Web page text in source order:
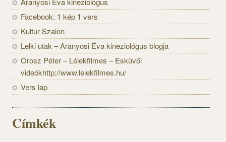
Facebook: 1 kép 1 vers
Kultur Szalon
Lelki utak – Aranyosi Éva kineziológus blogja
Orosz Péter – Lélekfilmes – Esküvői
videókhttp://www.lelekfilmes.hu/
Vers lap
Címkék